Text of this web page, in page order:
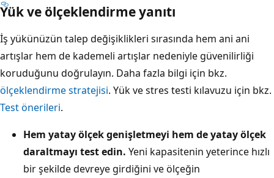
Yük ve ölçeklendirme yanıtı
İş yükünüzün talep değişiklikleri sırasında hem ani ani
artışlar hem de kademeli artışlar nedeniyle güvenilirliği
koruduğunu doğrulayın. Daha fazla bilgi için bkz.
ölçeklendirme stratejisi. Yük ve stres testi kılavuzu için bkz.
Test önerileri.
Hem yatay ölçek genişletmeyi hem de yatay ölçek
daraltmayı test edin. Yeni kapasitenin yeterince hızlı
bir şekilde devreye girdiğini ve ölçeğin